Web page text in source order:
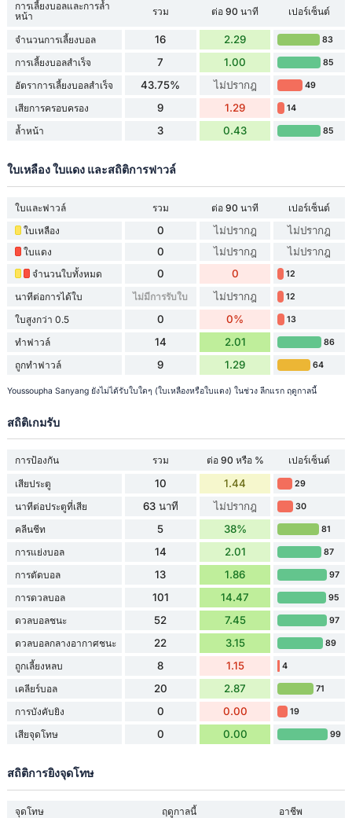
การเลี้ยงบอลและการล้ำ
หน้า
รวม ต่อ 90 นาที เปอร์เซ็นต์
จำนวนการเลี้ยงบอล 16 2.29 83
การเลี้ยงบอลสำเร็จ 7 1.00 85
อัตราการเลี้ยงบอลสำเร็จ 43.75% ไม่ปรากฎ 49
เสียการครอบครอง 9 1.29 14
ล้ำหน้า 3 0.43 85
ใบเหลือง ใบแดง และสถิติการฟาวล์
ใบและฟาวล์ รวม ต่อ 90 นาที
เปอร์เซ็นต์
ใบเหลือง
0 ไม่ปรากฎ ไม่ปรากฎ
ใบแดง 0 ไม่ปรากฎ ไม่ปรากฎ
จำนวนใบทั้งหมด 0 0 12
นาทีต่อการได้ใบ ไม่มีการรับใบ ไม่ปรากฎ 12
ใบสูงกว่า 0.5 0 0% 13
ทำฟาวล์ 14 2.01 86
ถูกทำฟาวล์ 9 1.29 64
Youssoupha Sanyang ยังไม่ได้รับใบใดๆ (ใบเหลืองหรือใบแดง) ในช่วง ลีกแรก ฤดูกาลนี้
สถิติเกมรับ
การป้องกัน รวม ต่อ 90 หรือ %
เปอร์เซ็นต์
เสียประตู
10 1.44 29
นาทีต่อประตูที่เสีย 63 นาที ไม่ปรากฎ 30
คลีนชีท 5 38% 81
การแย่งบอล 14 2.01 87
การตัดบอล 13 1.86 97
การดวลบอล 101 14.47 95
ดวลบอลชนะ 52 7.45 97
ดวลบอลกลางอากาศชนะ 22 3.15 89
ถูกเลี้ยงหลบ 8 1.15 4
เคลียร์บอล 20 2.87 71
การบังคับยิง 0 0.00 19
เสียจุดโทษ 0 0.00 99
สถิติการยิงจุดโทษ
จุดโทษ ฤดูกาลนี้
อาชีพ